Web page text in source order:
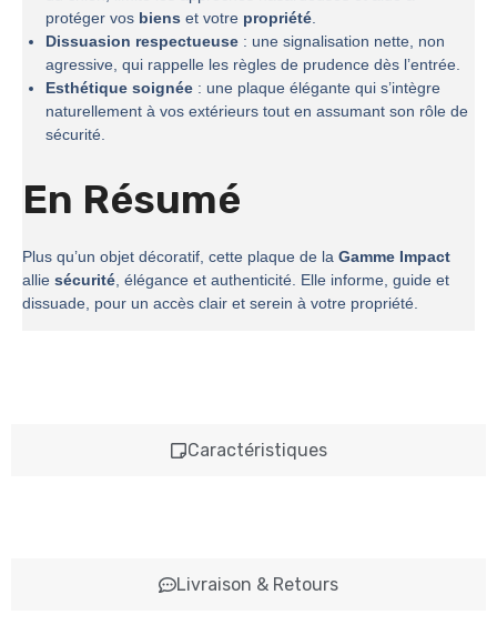
Caractéristiques
Livraison & Retours
protéger vos biens et votre propriété.
Dissuasion respectueuse : une signalisation nette, non
agressive, qui rappelle les règles de prudence dès l’entrée.
Esthétique soignée : une plaque élégante qui s’intègre
naturellement à vos extérieurs tout en assumant son rôle de
sécurité.
En Résumé
Plus qu’un objet décoratif, cette plaque de la Gamme Impact
allie sécurité, élégance et authenticité. Elle informe, guide et
dissuade, pour un accès clair et serein à votre propriété.